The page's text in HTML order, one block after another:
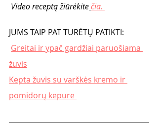
Video receptą žiūrėkitečia.
JUMS TAIP PAT TURĖTŲ PATIKTI:
Greitai ir ypač gardžiai paruošiama
žuvis
Kepta žuvis su varškės kremo ir
pomidorų kepure